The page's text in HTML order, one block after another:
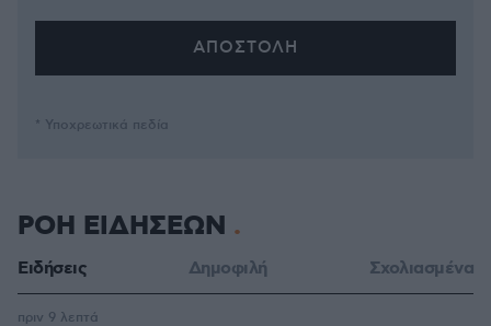
* Υποχρεωτικά πεδία
ΡΟΗ ΕΙΔΗΣΕΩΝ
Ειδήσεις Δημοφιλή Σχολιασμένα
πριν 9 λεπτά